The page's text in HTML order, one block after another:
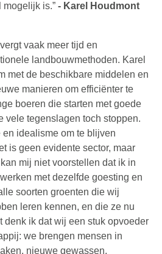
is.” - Karel Houdmont
vaak meer tijd en
landbouwmethoden. Karel
met de beschikbare middelen en
manieren om efficiënter te
boeren die starten met goede
vele tegenslagen toch stoppen.
en idealisme om te blijven
is geen evidente sector, maar
mij niet voorstellen dat ik in
met dezelfde goesting en
soorten groenten die wij
leren kennen, en die ze nu
denk ik dat wij een stuk opvoeder
we brengen mensen in
nieuwe gewassen,